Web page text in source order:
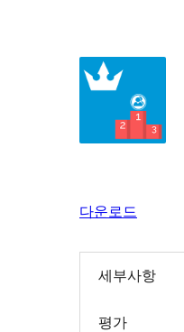
검
색
다운로드
세부사항
평가